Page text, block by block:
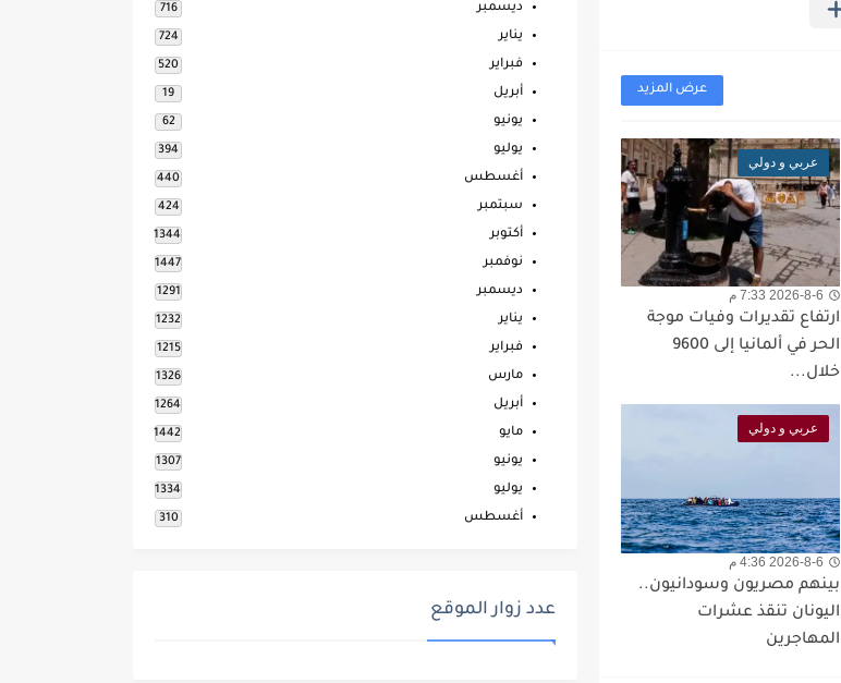
عرض المزيد
عربي و دولي
2026-8-6 7:33 م
ارتفاع تقديرات وفيات موجة
الحر في ألمانيا إلى 9600
خلال...
عربي و دولي
2026-8-6 4:36 م
بينهم مصريون وسودانيون..
اليونان تنقذ عشرات
المهاجرين
ديسمبر 716
يناير 724
فبراير 520
أبريل 19
يونيو 62
يوليو 394
أغسطس 440
سبتمبر 424
أكتوبر 1344
نوفمبر 1447
ديسمبر 1291
يناير 1232
فبراير 1215
مارس 1326
أبريل 1264
مايو 1442
يونيو 1307
يوليو 1334
أغسطس 310
عدد زوار الموقع